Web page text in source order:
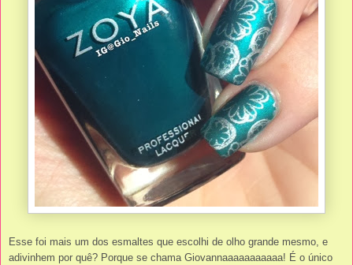
Esse foi mais um dos esmaltes que escolhi de olho grande mesmo, e
adivinhem por quê? Porque se chama Giovannaaaaaaaaaaa! É o único